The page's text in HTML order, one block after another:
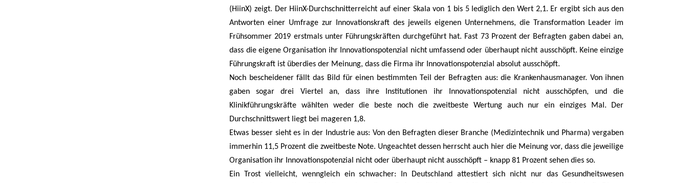
(HiinX) zeigt. Der HiinX-Durchschnitterreicht auf einer Skala von 1 bis 5 lediglich den Wert 2,1. Er ergibt sich aus den
Antworten einer Umfrage zur Innovationskraft des jeweils eigenen Unternehmens, die Transformation Leader im
Frühsommer 2019 erstmals unter Führungskräften durchgeführt hat. Fast 73 Prozent der Befragten gaben dabei an,
dass die eigene Organisation ihr Innovationspotenzial nicht umfassend oder überhaupt nicht ausschöpft. Keine einzige
Führungskraft ist überdies der Meinung, dass die Firma ihr Innovationspotenzial absolut ausschöpft.
Noch bescheidener fällt das Bild für einen bestimmten Teil der Befragten aus: die Krankenhausmanager. Von ihnen
gaben sogar drei Viertel an, dass ihre Institutionen ihr Innovationspotenzial nicht ausschöpfen, und die
Klinikführungskräfte wählten weder die beste noch die zweitbeste Wertung auch nur ein einziges Mal. Der
Durchschnittswert liegt bei mageren 1,8.
Etwas besser sieht es in der Industrie aus: Von den Befragten dieser Branche (Medizintechnik und Pharma) vergaben
immerhin 11,5 Prozent die zweitbeste Note. Ungeachtet dessen herrscht auch hier die Meinung vor, dass die jeweilige
Organisation ihr Innovationspotenzial nicht oder überhaupt nicht ausschöpft – knapp 81 Prozent sehen dies so.
Ein Trost vielleicht, wenngleich ein schwacher: In Deutschland attestiert sich nicht nur das Gesundheitswesen